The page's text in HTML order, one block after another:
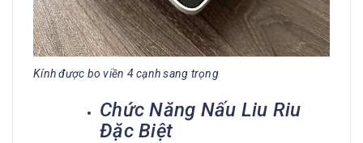
Kính được bo viền 4 cạnh sang trọng
Chức Năng Nấu Liu Riu
Đặc Biệt